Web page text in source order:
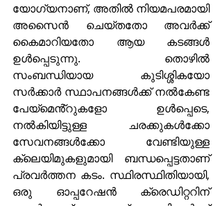
യോഗ്യനാണ്, അതിൽ നിയമപരമായി
അസൈൻ ചെയ്തതോ അവർക്ക്
കൈമാറിയതോ ആയ കടങ്ങൾ
ഉൾപ്പെടുന്നു. തൊഴിൽ
സംബന്ധിയായ കുടിശ്ശികയോ
സർക്കാർ സ്ഥാപനങ്ങൾക്ക് നൽകേണ്ട
പേയ്മെൻ്റുകളോ ഉൾപ്പെടെ,
നൽകിയിട്ടുള്ള ചരക്കുകൾക്കോ
സേവനങ്ങൾക്കോ വേണ്ടിയുള്ള
ക്ലെയിമുകളുമായി ബന്ധപ്പെട്ടതാണ്
പ്രവർത്തന കടം. സ്ഥിരസ്ഥിതിയായി,
ഒരു ഓപ്പറേഷൻ ക്രെഡിറ്ററിന്